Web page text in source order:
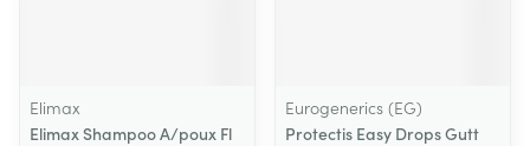
Elimax
Elimax Shampoo A/poux Fl
Eurogenerics (EG)
Protectis Easy Drops Gutt